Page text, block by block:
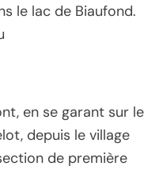
le lac de Biaufond.
en se garant sur le
depuis le village
de première